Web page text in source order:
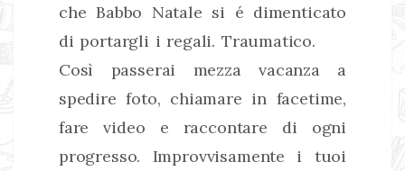
che Babbo Natale si é dimenticato
di portargli i regali. Traumatico.
Così passerai mezza vacanza a
spedire foto, chiamare in facetime,
fare video e raccontare di ogni
progresso. Improvvisamente i tuoi